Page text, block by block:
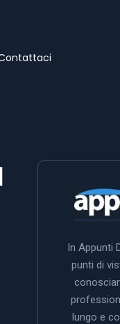
In Appunti
punti di
lungo e